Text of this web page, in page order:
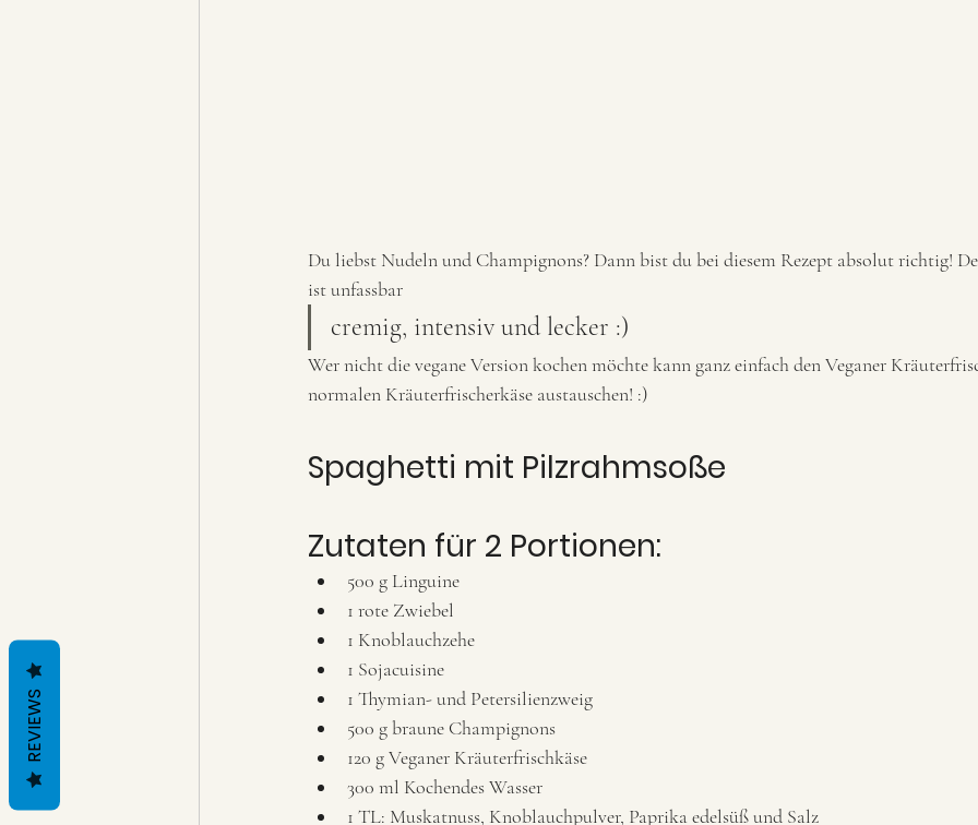
Du liebst Nudeln und Champignons? Dann bist du bei diesem Rezept absolut richtig!
ist unfassbar
cremig, intensiv und lecker :)
Wer nicht die vegane Version kochen möchte kann ganz einfach den Veganer
normalen Kräuterfrischerkäse austauschen! :)
Spaghetti mit Pilzrahmsoße
Zutaten für 2 Portionen:
500 g Linguine
1 rote Zwiebel
1 Knoblauchzehe
1 Sojacuisine
1 Thymian- und Petersilienzweig
500 g braune Champignons
120 g Veganer Kräuterfrischkäse
300 ml Kochendes Wasser
1 TL: Muskatnuss, Knoblauchpulver, Paprika edelsüß und Salz
REVIEWS